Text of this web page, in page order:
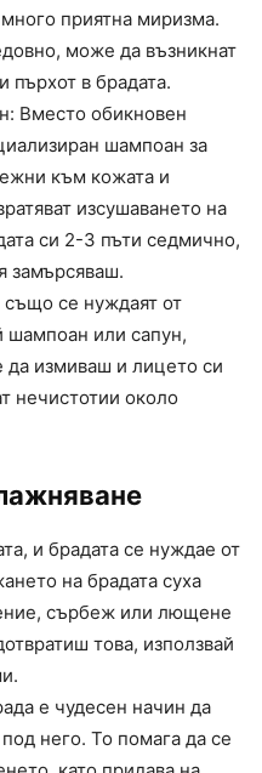
приятна миризма.
може да възникнат
пърхот в брадата.
Вместо обикновен
шампоан за
към кожата и
изсушаването на
си 2-3 пъти седмично,
замърсяваш.
също се нуждаят от
шампоан или сапун,
да измиваш и лицето си
нечистотии около
и брадата се нуждае от
на брадата суха
сърбеж или лющене
това, използвай
е чудесен начин да
него. То помага да се